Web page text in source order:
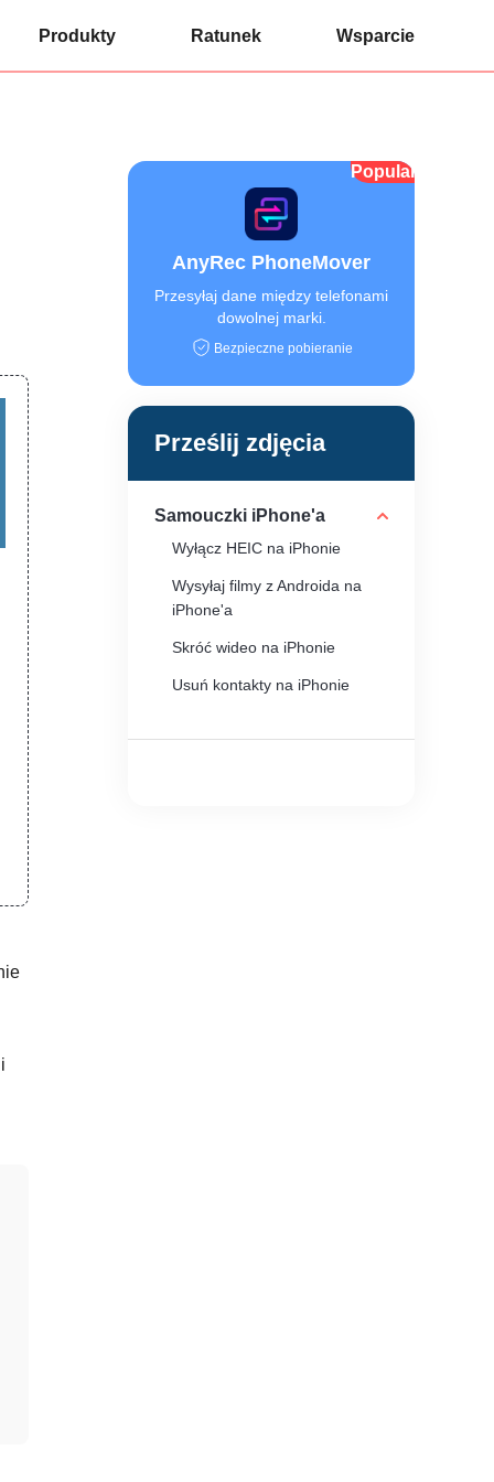
Produkty Ratunek Wsparcie
Popularny
AnyRec PhoneMover
Przesyłaj dane między telefonami
dowolnej marki.
Bezpieczne pobieranie
Prześlij zdjęcia
Samouczki iPhone'a
Wyłącz HEIC na iPhonie
Wysyłaj filmy z Androida na
iPhone'a
Skróć wideo na iPhonie
Usuń kontakty na iPhonie